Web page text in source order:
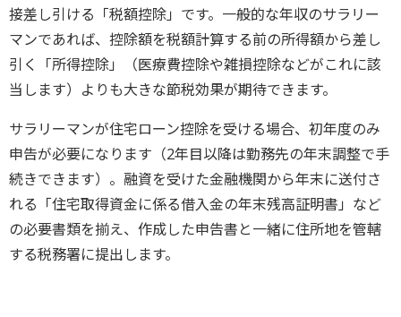
接差し引ける「税額控除」です。一般的な年収のサラリー
マンであれば、控除額を税額計算する前の所得額から差し
引く「所得控除」（医療費控除や雑損控除などがこれに該
当します）よりも大きな節税効果が期待できます。
サラリーマンが住宅ローン控除を受ける場合、初年度のみ
申告が必要になります（2年目以降は勤務先の年末調整で手
続きできます）。融資を受けた金融機関から年末に送付さ
れる「住宅取得資金に係る借入金の年末残高証明書」など
の必要書類を揃え、作成した申告書と一緒に住所地を管轄
する税務署に提出します。